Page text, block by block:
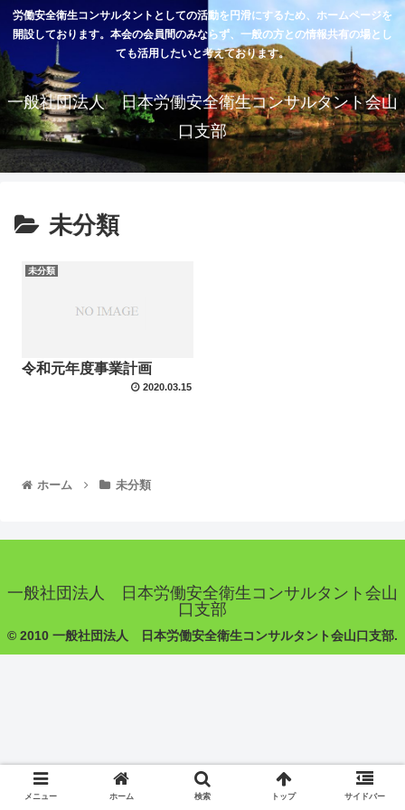
労働安全衛生コンサルタントとしての活動を円滑にするため、ホームページを
開設しております。本会の会員間のみならず、一般の方との情報共有の場とし
ても活用したいと考えております。
一般社団法人 日本労働安全衛生コンサルタント会山
口支部
未分類
未分類
令和元年度事業計画
2020.03.15
ホーム 未分類
一般社団法人 日本労働安全衛生コンサルタント会山
口支部
© 2010 一般社団法人 日本労働安全衛生コンサルタント会山口支部.
メニュー ホーム 検索 トップ サイドバー